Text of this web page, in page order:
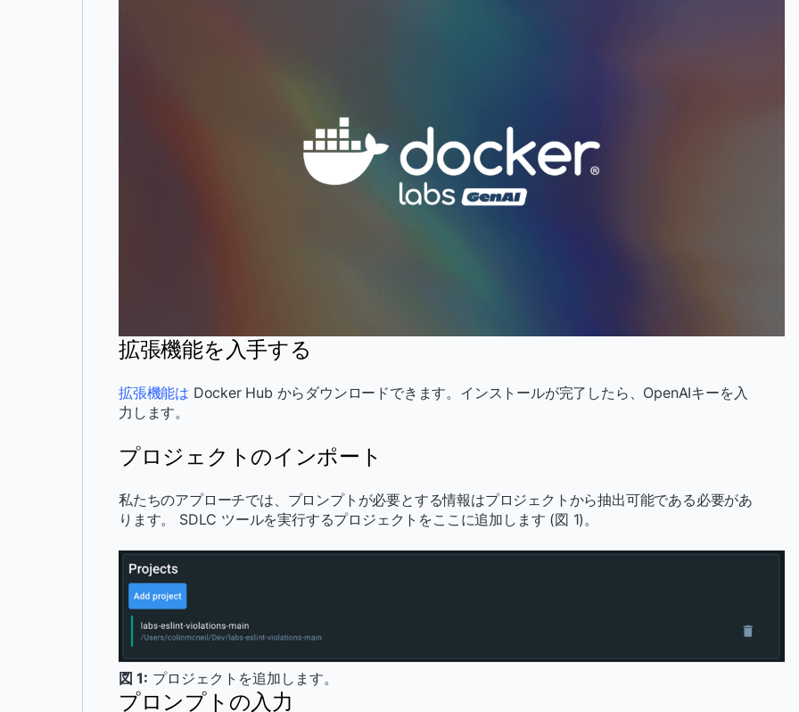
拡張機能を入手する
拡張機能は Docker Hub からダウンロードできます。インストールが完了したら、OpenAIキーを入
力します。
プロジェクトのインポート
私たちのアプローチでは、プロンプトが必要とする情報はプロジェクトから抽出可能である必要があ
ります。 SDLC ツールを実行するプロジェクトをここに追加します (図 1)。
図 1: プロジェクトを追加します。
プロンプトの入力